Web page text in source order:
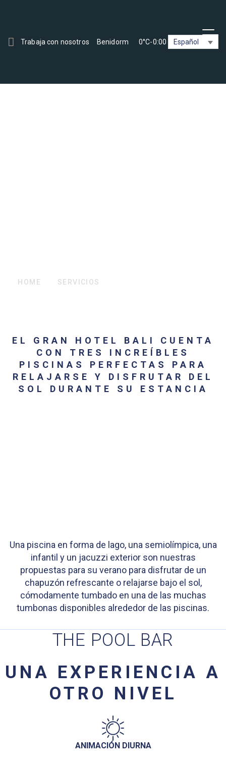
Trabaja con nosotros Benidorm 0°C-0:00 Español
HOME SERVICIOS
EL GRAN HOTEL BALI CUENTA
CON TRES INCREÍBLES
PISCINAS PERFECTAS PARA
RELAJARSE Y DISFRUTAR DEL
SOL DURANTE SU ESTANCIA
Una piscina en forma de lago, una semiolímpica, una
infantil y un jacuzzi exterior son nuestras
propuestas para su verano para disfrutar de un
chapuzón refrescante o relajarse bajo el sol,
cómodamente tumbado en una de las muchas
tumbonas disponibles alrededor de las piscinas.
THE POOL BAR
UNA EXPERIENCIA A
OTRO NIVEL
ANIMACIÓN DIURNA